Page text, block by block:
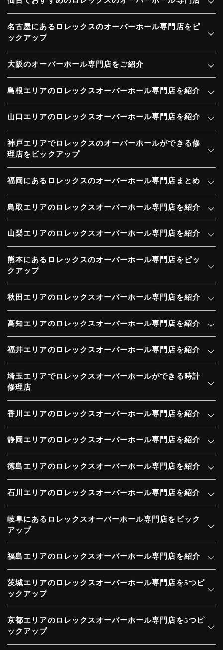
名古屋にあるロレックスのオーバーホール専門店をピ
ックアップ
大阪のオーバーホール専門店をご紹介
島根エリアのロレックスオーバーホール専門店を紹介
山口エリアのロレックスオーバーホール専門店を紹介
神戸エリアでロレックスのオーバーホールができる修
理店をピックアップ
福岡にあるロレックスのオーバーホール専門店まとめ
鳥取エリアのロレックスオーバーホール専門店を紹介
山梨エリアのロレックスオーバーホール専門店を紹介
熊本にあるロレックスのオーバーホール専門店をピッ
クアップ
秋田エリアのロレックスオーバーホール専門店を紹介
高知エリアのロレックスオーバーホール専門店を紹介
福井エリアのロレックスオーバーホール専門店を紹介
埼玉エリアでロレックスオーバーホールができる時計
修理店
香川エリアのロレックスオーバーホール専門店を紹介
静岡エリアのロレックスオーバーホール専門店を紹介
徳島エリアのロレックスオーバーホール専門店を紹介
石川エリアのロレックスオーバーホール専門店を紹介
岐阜にあるロレックスオーバーホール専門店をピック
アップ
福島エリアのロレックスオーバーホール専門店を紹介
茨城エリアのロレックスオーバーホール専門店を5つピ
ックアップ
京都エリアのロレックスオーバーホール専門店を5つピ
ックアップ